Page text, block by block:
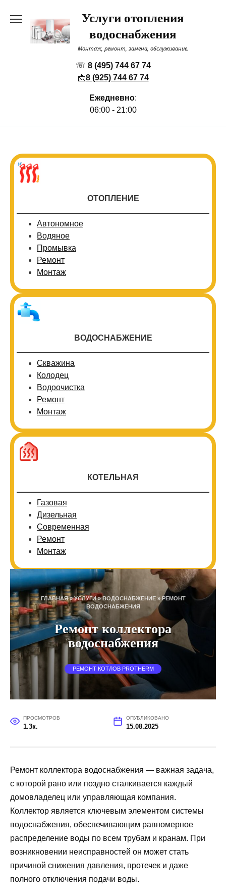
содержанию
Услуги отопления
водоснабжения
Монтаж, ремонт, замена, обслуживание.
☏ 8 (495) 744 67 74
📩8 (925) 744 67 74
Ежедневно:
06:00 - 21:00
ОТОПЛЕНИЕ
Автономное
Водяное
Промывка
Ремонт
Монтаж
ВОДОСНАБЖЕНИЕ
Скважина
Колодец
Водоочистка
Ремонт
Монтаж
КОТЕЛЬНАЯ
Газовая
Дизельная
Современная
Ремонт
Монтаж
ГЛАВНАЯ»УСЛУГИ»ВОДОСНАБЖЕНИЕ» РЕМОНТ
ВОДОСНАБЖЕНИЯ
Ремонт коллектора
водоснабжения
РЕМОНТ КОТЛОВ PROTHERM
ПРОСМОТРОВ
1.3к.
ОПУБЛИКОВАНО
15.08.2025
Ремонт коллектора водоснабжения — важная задача,
с которой рано или поздно сталкивается каждый
домовладелец или управляющая компания.
Коллектор является ключевым элементом системы
водоснабжения, обеспечивающим равномерное
распределение воды по всем трубам и кранам. При
возникновении неисправностей он может стать
причиной снижения давления, протечек и даже
полного отключения подачи воды.